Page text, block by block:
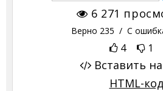
6 271
Верно 235 / С
4 1
Вставить
HTML-код